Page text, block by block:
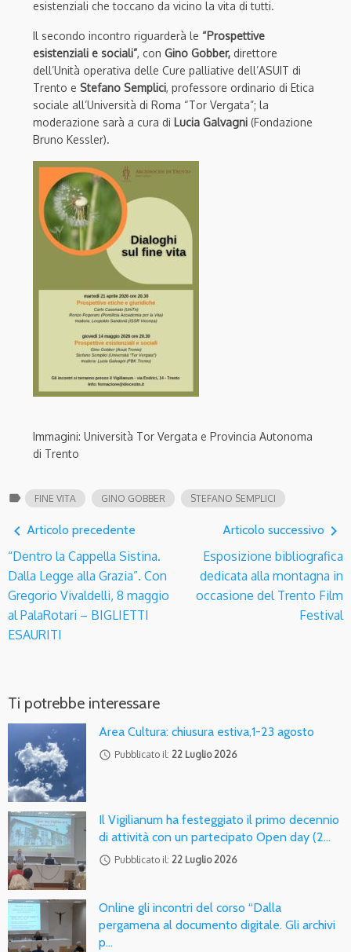
esistenziali che toccano da vicino la vita di tutti.
Il secondo incontro riguarderà le “Prospettive
esistenziali e sociali”, con Gino Gobber, direttore
dell’Unità operativa delle Cure palliative dell’ASUIT di
Trento e Stefano Semplici, professore ordinario di Etica
sociale all’Università di Roma “Tor Vergata”; la
moderazione sarà a cura di Lucia Galvagni (Fondazione
Bruno Kessler).
Immagini: Università Tor Vergata e Provincia Autonoma
di Trento
label FINE VITA GINO GOBBER STEFANO SEMPLICI
navigate_before Articolo precedente
“Dentro la Cappella Sistina.
Dalla Legge alla Grazia”. Con
Gregorio Vivaldelli, 8 maggio
al PalaRotari – BIGLIETTI
ESAURITI
Articolo successivo navigate_next
Esposizione bibliografica
dedicata alla montagna in
occasione del Trento Film
Festival
Ti potrebbe interessare
Area Cultura: chiusura estiva,1-23 agosto
access_time Pubblicato il: 22 Luglio 2026
Il Vigilianum ha festeggiato il primo decennio
di attività con un partecipato Open day (2…
access_time Pubblicato il: 22 Luglio 2026
Online gli incontri del corso “Dalla
pergamena al documento digitale. Gli archivi
p…